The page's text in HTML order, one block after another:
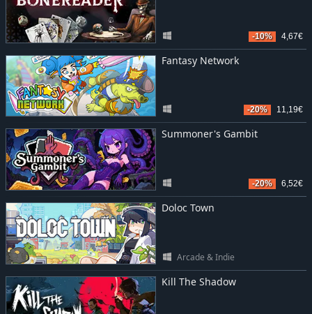
-10% 4,67€
Fantasy Network
-20% 11,19€
Summoner's Gambit
-20% 6,52€
Doloc Town
Arcade & Indie
Kill The Shadow